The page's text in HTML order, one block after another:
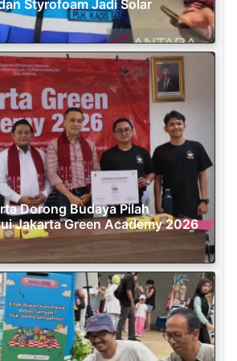
Styrofoam Jadi Solar
Dorong Budaya Pilah
Jakarta Green Academy 2026